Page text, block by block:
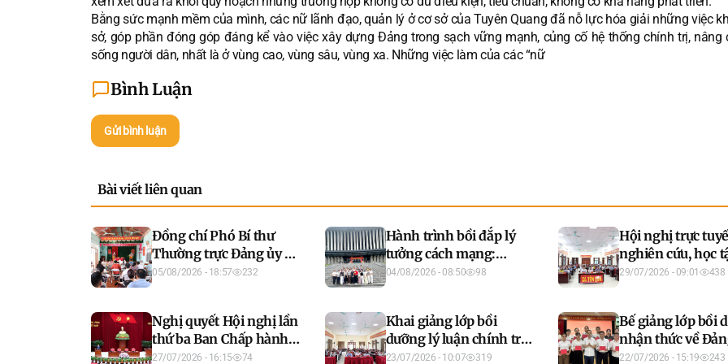
Bằng sức mạnh mềm của mình, các nữ lãnh đạo, quản lý ở cơ sở của Tuyên Quang đã nỗ lực hóa giải những việc
sở, góp phần đóng góp đáng kể vào việc xây dựng Đảng trong sạch vững mạnh, củng cố hệ thống chính trị, nâng
sống người dân, nhất là ở vùng cao, vùng sâu, vùng xa. Những việc làm của các “nữ
Bình Luận
Gửi bình luận
Bài viết liên quan
Đồng chí Phó Bí thư
Thường trực Đảng ủy xã
Yên Sơn dự sinh hoạt
05/08/2026 - 18:57 232
Hành trình bồi đắp lý
tưởng cách mạng:
Chuyến thăm Bảo tàng
Lịch sử Quân sự Việt
bồi dưỡng nhận thức về
Đảng khóa IV 2026
04/08/2026 - 08:50 98
Hội nghị trực
nghiên cứu, học
quán triệt và triển
chấp hành
Đảng khóa XIV
29/07/2026 - 09:01 438
Nghị quyết Hội nghị lần
thứ ba Ban Chấp hành
Trung ương Đảng khoá
27/07/2026 - 16:15 74
Khai giảng lớp bồi
dưỡng lý luận chính trị
dành cho đảng viên mới
23/07/2026 - 10:07 319
Bế giảng lớp bồi
nhận thức về
khóa 5 năm 2026
22/07/2026 - 15:19 243